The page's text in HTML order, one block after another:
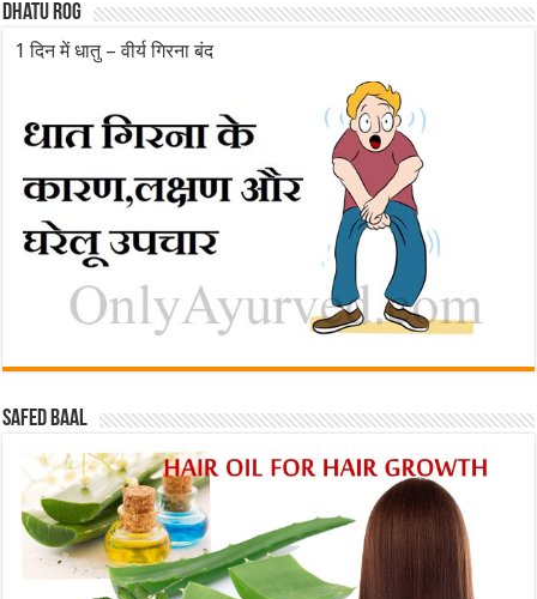
Dhatu rog
1 दिन में धातु – वीर्य गिरना बंद
Safed baal